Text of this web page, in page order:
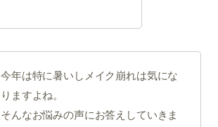
今年は特に暑いしメイク崩れは気にな
りますよね。
そんなお悩みの声にお答えしていきま